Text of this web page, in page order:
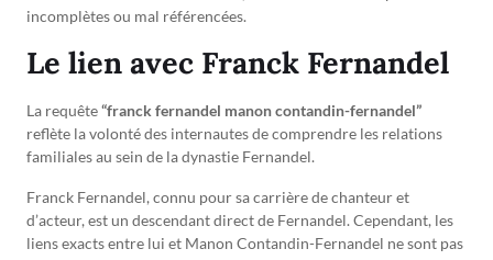
incomplètes ou mal référencées.
Le lien avec Franck Fernandel
La requête“franck fernandel manon contandin-fernandel”
reflète la volonté des internautes de comprendre les relations
familiales au sein de la dynastie Fernandel.
Franck Fernandel, connu pour sa carrière de chanteur et
d’acteur, est un descendant direct de Fernandel. Cependant, les
liens exacts entre lui et Manon Contandin-Fernandel ne sont pas